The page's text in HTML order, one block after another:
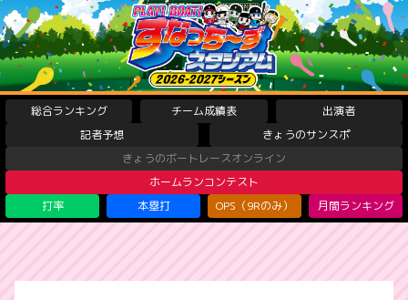
総合ランキング チーム成績表
出演者
記者予想
きょうのサンスポ
きょうのボートレースオンライン
ホームランコンテスト
打率
本塁打 OPS（9Rのみ） 月間ランキング